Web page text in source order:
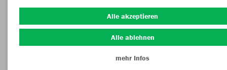
Alle akzeptieren
Alle ablehnen
mehr Infos